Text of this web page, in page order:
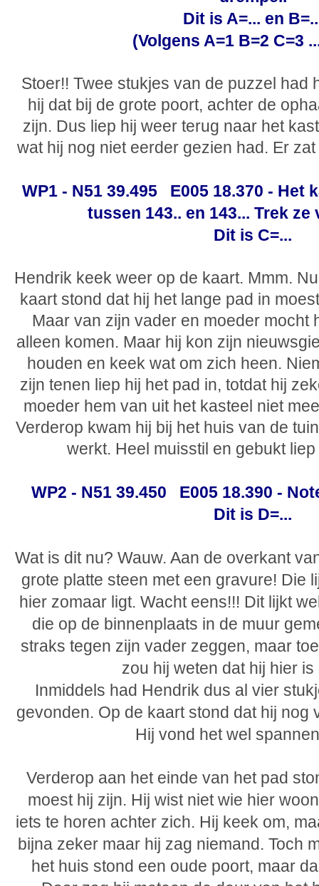
Dit is A=... en
(Volgens A=1 B=2 C=3
Stoer!! Twee stukjes van de puzzel had
hij dat bij de grote poort, achter de
zijn. Dus liep hij weer terug naar het
wat hij nog niet eerder gezien had. Er
WP1 - N51 39.495 E005 18.370 - Het
tussen 143.. en 143... Trek ze
Dit is C=...
Hendrik keek weer op de kaart. Mmm.
kaart stond dat hij het lange pad in
Maar van zijn vader en moeder mocht
alleen komen. Maar hij kon zijn
houden en keek wat om zich heen.
zijn tenen liep hij het pad in, totdat hij
moeder hem van uit het kasteel niet
Verderop kwam hij bij het huis van de
werkt. Heel muisstil en gebukt
WP2 - N51 39.450 E005 18.390 -
Dit is D=...
Wat is dit nu? Wauw. Aan de overkant
grote platte steen met een gravure! Die
hier zomaar ligt. Wacht eens!!! Dit lijkt
die op de binnenplaats in de muur
straks tegen zijn vader zeggen, maar
zou hij weten dat hij hier is
Inmiddels had Hendrik dus al vier
gevonden. Op de kaart stond dat hij nog
Hij vond het wel
Verderop aan het einde van het pad
moest hij zijn. Hij wist niet wie hier
iets te horen achter zich. Hij keek om,
bijna zeker maar hij zag niemand. Toch
het huis stond een oude poort, maar